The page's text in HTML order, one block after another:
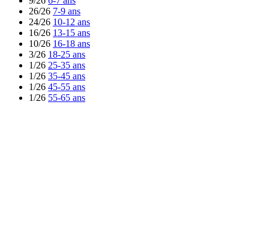
26/26 7-9 ans
24/26 10-12 ans
16/26 13-15 ans
10/26 16-18 ans
3/26 18-25 ans
1/26 25-35 ans
1/26 35-45 ans
1/26 45-55 ans
1/26 55-65 ans